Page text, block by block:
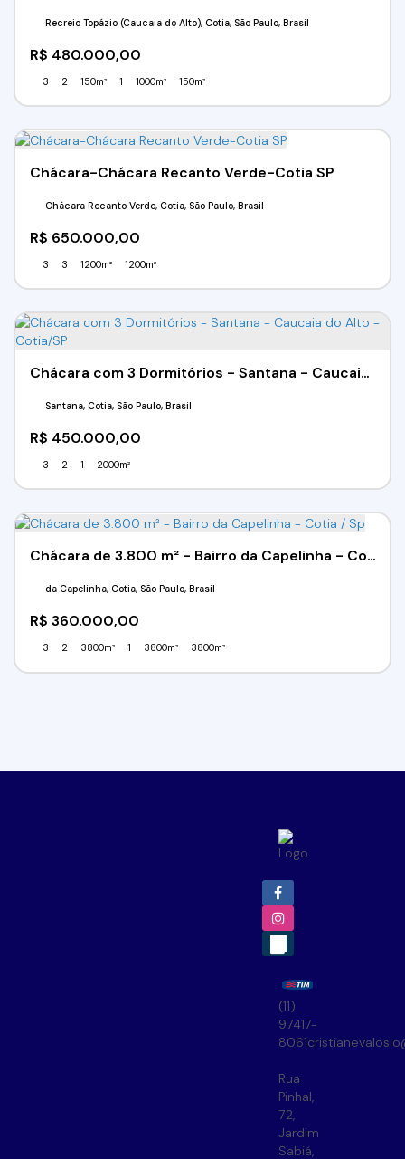
R$ 480.000,00
Recreio Topázio (Caucaia do Alto), Cotia, São Paulo, Brasil
3 2 150m² 1 1000m² 150m²
Chácara-Chácara Recanto Verde-Cotia SP
R$ 650.000,00
Chácara Recanto Verde, Cotia, São Paulo, Brasil
3 3 1200m² 1200m²
Chácara com 3 Dormitórios - Santana - Caucaia do Alto - Cotia/SP
R$ 450.000,00
Santana, Cotia, São Paulo, Brasil
3 2 1 2000m²
Chácara de 3.800 m² - Bairro da Capelinha - Cotia / Sp
R$ 360.000,00
da Capelinha, Cotia, São Paulo, Brasil
3 2 3800m² 1 3800m² 3800m²
(11)
97417-
8061
Rua
Pinhal,
72,
Jardim
Sabiá,